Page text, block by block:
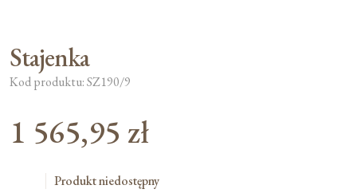
Stajenka
Kod produktu: SZ190/9
1 565,95 zł
Produkt niedostępny